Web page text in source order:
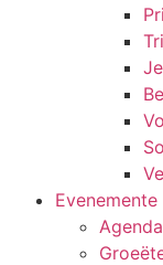
Evenemente
Agenda